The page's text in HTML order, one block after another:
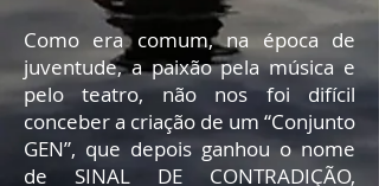
Como era comum, na época de
juventude, a paixão pela música e
pelo teatro, não nos foi difícil
conceber a criação de um “Conjunto
GEN”, que depois ganhou o nome
de SINAL DE CONTRADIÇÃO,